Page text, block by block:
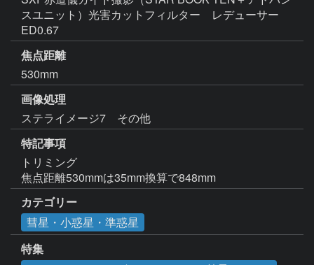
スユニット）光害カットフィルター　レデューサー
ED0.67
焦点距離
530mm
画像処理
ステライメージ7　その他
特記事項
トリミング
焦点距離530mmは35mm換算で848mm
カテゴリー
彗星・小惑星・準惑星
特集